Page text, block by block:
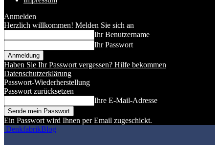
Anmelden
Herzlich willkommen! Melden Sie sich an
Ihr Benutzername
Ihr Passwort
Haben Sie Ihr Passwort vergessen? Hilfe bekommen
Datenschutzerklärung
Passwort-Wiederherstellung
Passwort zurücksetzen
Ihre E-Mail-Adresse
Ein Passwort wird Ihnen per Email zugeschickt.
DenkfabrikBlog